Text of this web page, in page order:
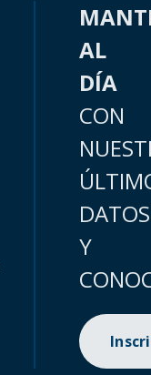
AL
DÍA
CON
DATOS
Y